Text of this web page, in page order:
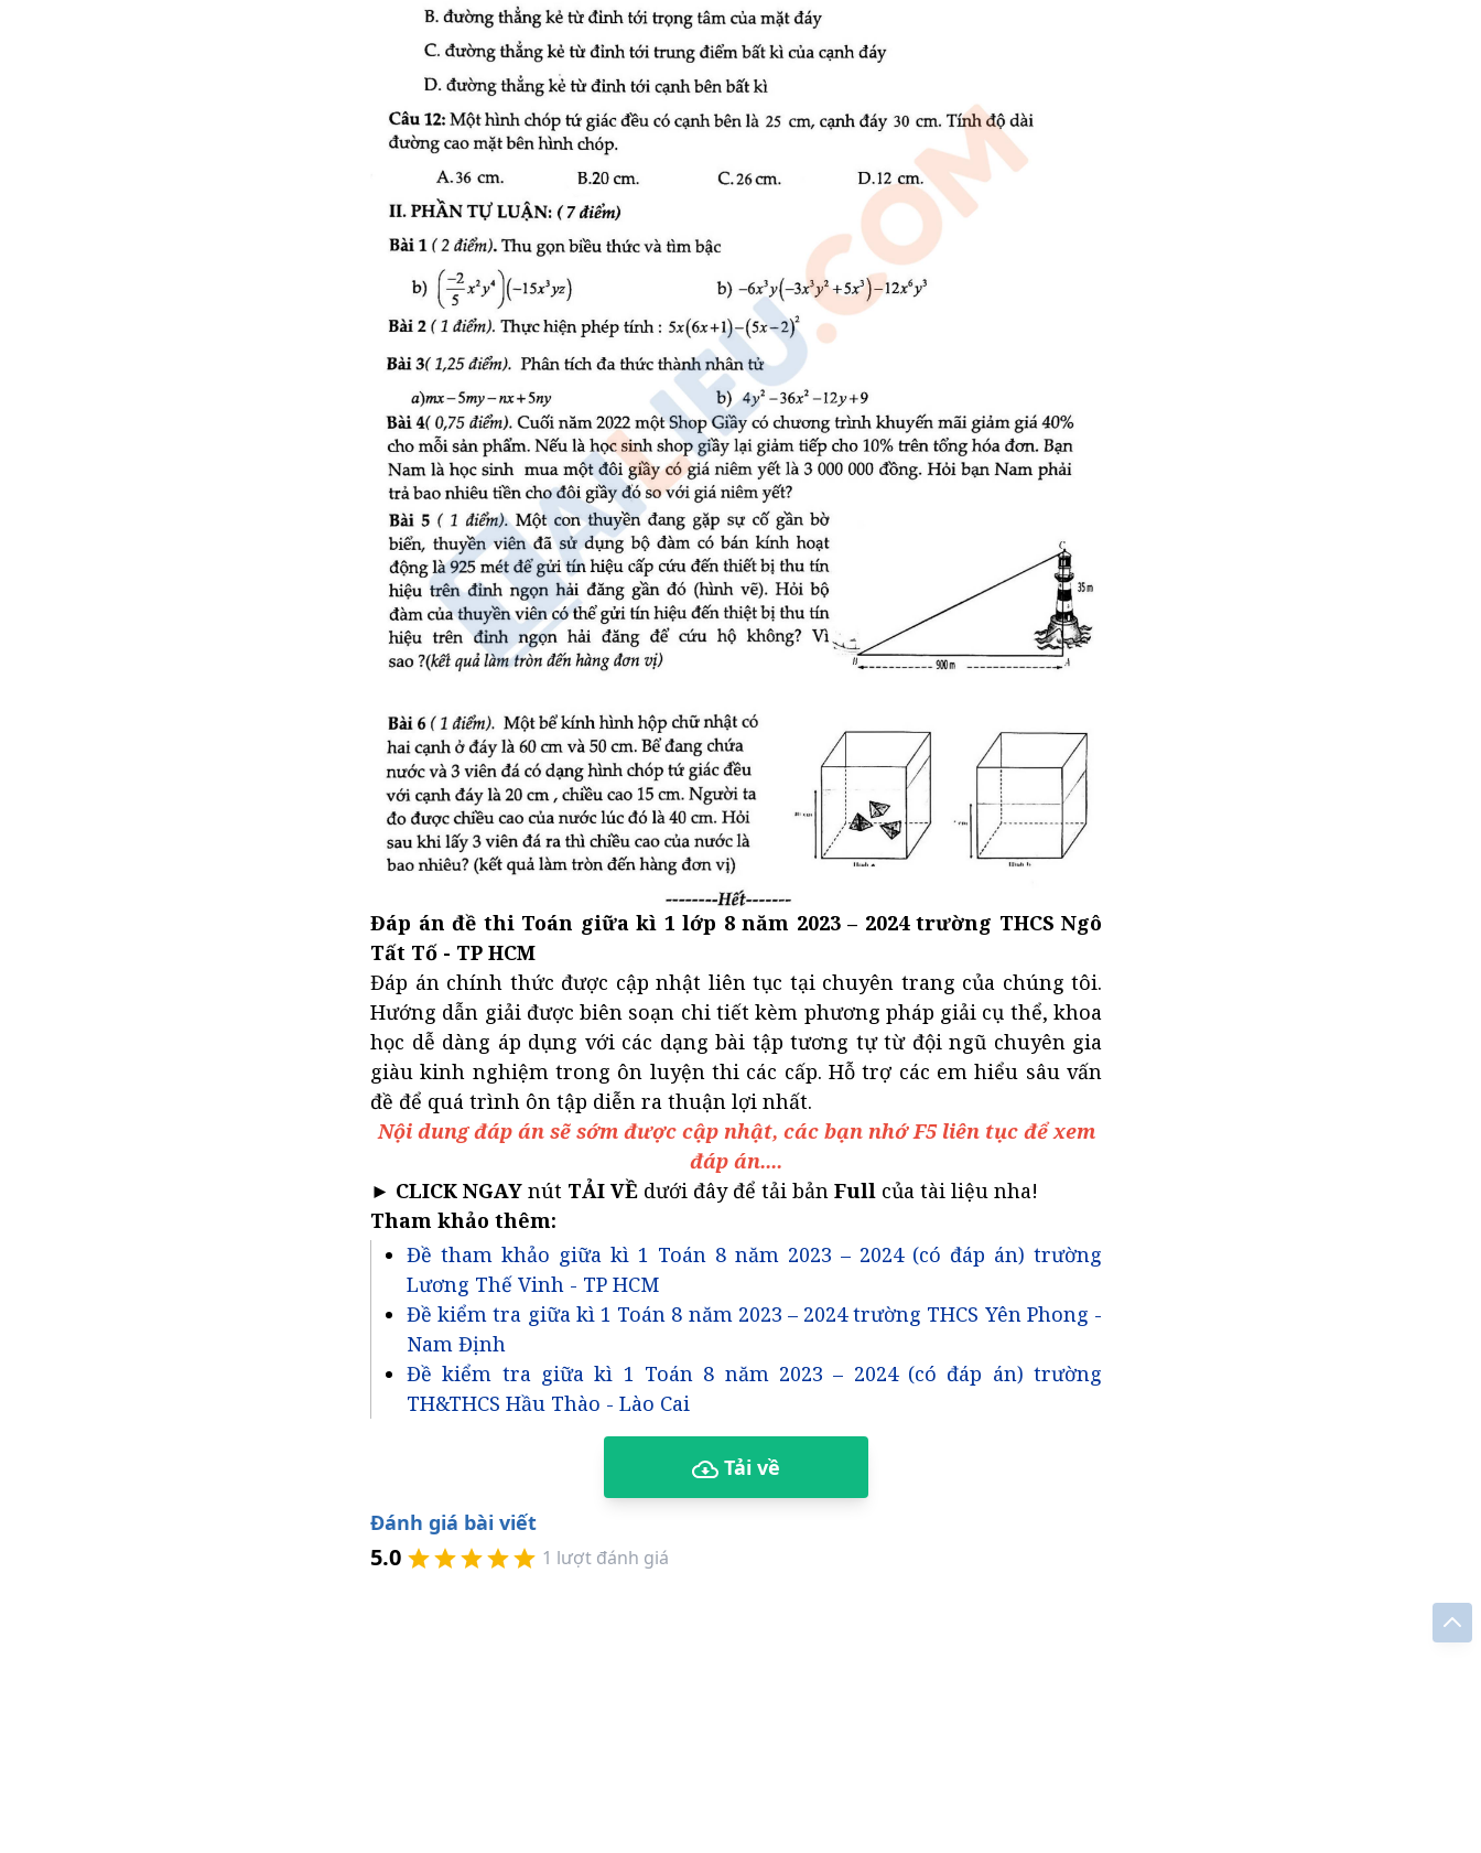
Đáp án đề thi Toán giữa kì 1 lớp 8 năm 2023 – 2024 trường THCS Ngô
Tất Tố - TP HCM
Đáp án chính thức được cập nhật liên tục tại chuyên trang của chúng tôi.
Hướng dẫn giải được biên soạn chi tiết kèm phương pháp giải cụ thể, khoa
học dễ dàng áp dụng với các dạng bài tập tương tự từ đội ngũ chuyên gia
giàu kinh nghiệm trong ôn luyện thi các cấp. Hỗ trợ các em hiểu sâu vấn
đề để quá trình ôn tập diễn ra thuận lợi nhất.
Nội dung đáp án sẽ sớm được cập nhật, các bạn nhớ F5 liên tục để xem
đáp án....
► CLICK NGAY nút TẢI VỀ dưới đây để tải bản Full của tài liệu nha!
Tham khảo thêm:
Đề tham khảo giữa kì 1 Toán 8 năm 2023 – 2024 (có đáp án) trường
Lương Thế Vinh - TP HCM
Đề kiểm tra giữa kì 1 Toán 8 năm 2023 – 2024 trường THCS Yên Phong -
Nam Định
Đề kiểm tra giữa kì 1 Toán 8 năm 2023 – 2024 (có đáp án) trường
TH&THCS Hầu Thào - Lào Cai
Tải về
Đánh giá bài viết
5.0 1 lượt đánh giá